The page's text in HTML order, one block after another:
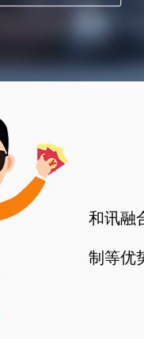
和讯融
制等优